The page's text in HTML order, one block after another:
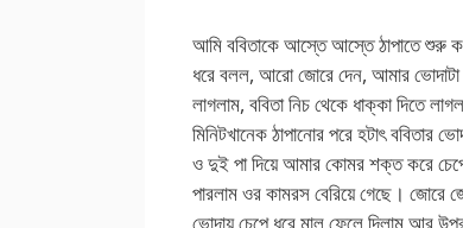
আমি ববিতাকে আস্তে আস্তে ঠাপাতে শুরু
ধরে বলল, আরো জোরে দেন, আমার ভোদাটা
লাগলাম, ববিতা নিচ থেকে ধাক্কা দিতে
মিনিটখানেক ঠাপানোর পরে হটাৎ
ও দুই পা দিয়ে আমার কোমর শক্ত করে
পারলাম ওর কামরস বেরিয়ে গেছে। জোরে
ভোদায় চেপে ধরে মাল ফেলে দিলাম আর